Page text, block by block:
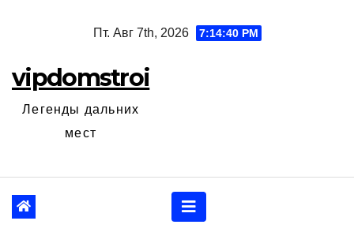
Пт. Авг 7th, 2026 7:14:42 PM
vipdomstroi
Легенды дальних
мест